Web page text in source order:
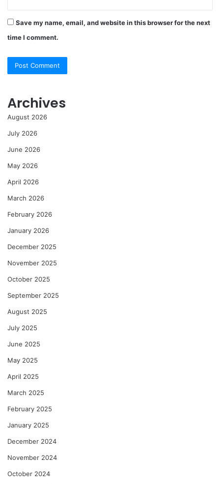
Save my name, email, and website in this browser for the next
time I comment.
Archives
August 2026
July 2026
June 2026
May 2026
April 2026
March 2026
February 2026
January 2026
December 2025
November 2025
October 2025
September 2025
August 2025
July 2025
June 2025
May 2025
April 2025
March 2025
February 2025
January 2025
December 2024
November 2024
October 2024